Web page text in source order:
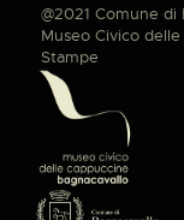
@2021 Comune di
Museo Civico
Stampe